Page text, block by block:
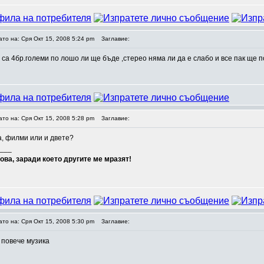
на: Сря Окт 15, 2008 5:24 pm Заглавие:
4бр.големи по лошо ли ще бъде ,стерео няма ли да е слабо и все пак ще
на: Сря Окт 15, 2008 5:28 pm Заглавие:
филми или и двете?
заради което другите ме мразят!
на: Сря Окт 15, 2008 5:30 pm Заглавие:
музика